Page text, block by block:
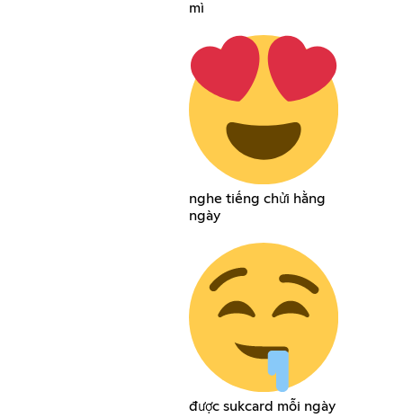
mì
nghe tiếng chửi hằng
ngày
được sukcard mỗi ngày